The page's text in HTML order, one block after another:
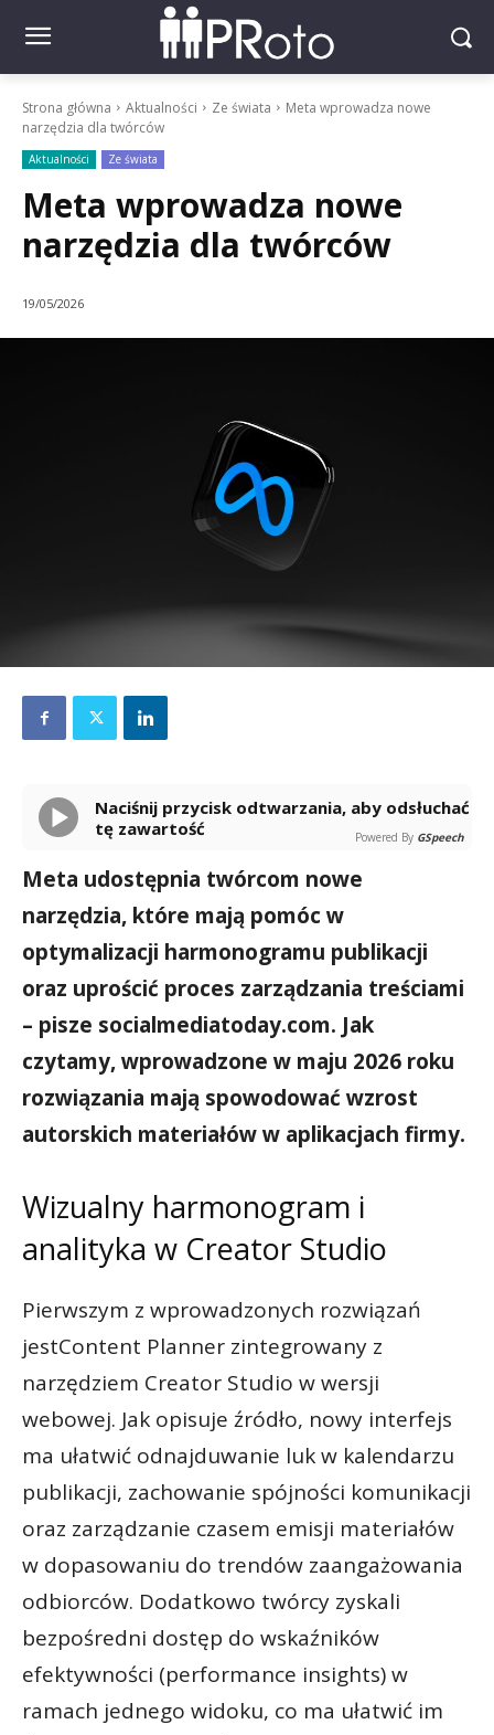
Strona główna Aktualności Ze świata
Meta wprowadza nowe
narzędzia dla twórców
Aktualności Ze świata
Meta wprowadza nowe
narzędzia dla twórców
19/05/2026
Naciśnij przycisk odtwarzania, aby odsłuchać
tę zawartość
Powered By GSpeech
Meta udostępnia twórcom nowe
narzędzia, które mają pomóc w
optymalizacji harmonogramu publikacji
oraz uprościć proces zarządzania treściami
– pisze socialmediatoday.com. Jak
czytamy, wprowadzone w maju 2026 roku
rozwiązania mają spowodować wzrost
autorskich materiałów w aplikacjach firmy.
Wizualny harmonogram i
analityka w Creator Studio
Pierwszym z wprowadzonych rozwiązań
jestContent Planner zintegrowany z
narzędziem Creator Studio w wersji
webowej. Jak opisuje źródło, nowy interfejs
ma ułatwić odnajduwanie luk w kalendarzu
publikacji, zachowanie spójności komunikacji
oraz zarządzanie czasem emisji materiałów
w dopasowaniu do trendów zaangażowania
odbiorców. Dodatkowo twórcy zyskali
bezpośredni dostęp do wskaźników
efektywności (performance insights) w
ramach jednego widoku, co ma ułatwić im